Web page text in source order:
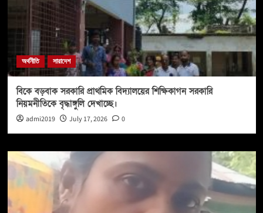
অর্থনীতি সারাদেশ
বিকে বড়বাক সরকারি প্রাথমিক বিদ্যালয়ের শিক্ষিকাগন সরকারি
নিয়মনীতিকে বৃদ্ধাঙ্গুলি দেখাচ্ছে।
admi2019 July 17, 2026 0